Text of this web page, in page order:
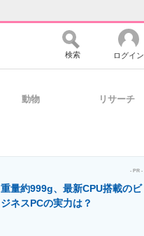
マーケ×ITの今がよく分かる
検索 ログイン
動物 リサーチ
- PR -
重量約999g、最新CPU搭載のビ
ジネスPCの実力は？